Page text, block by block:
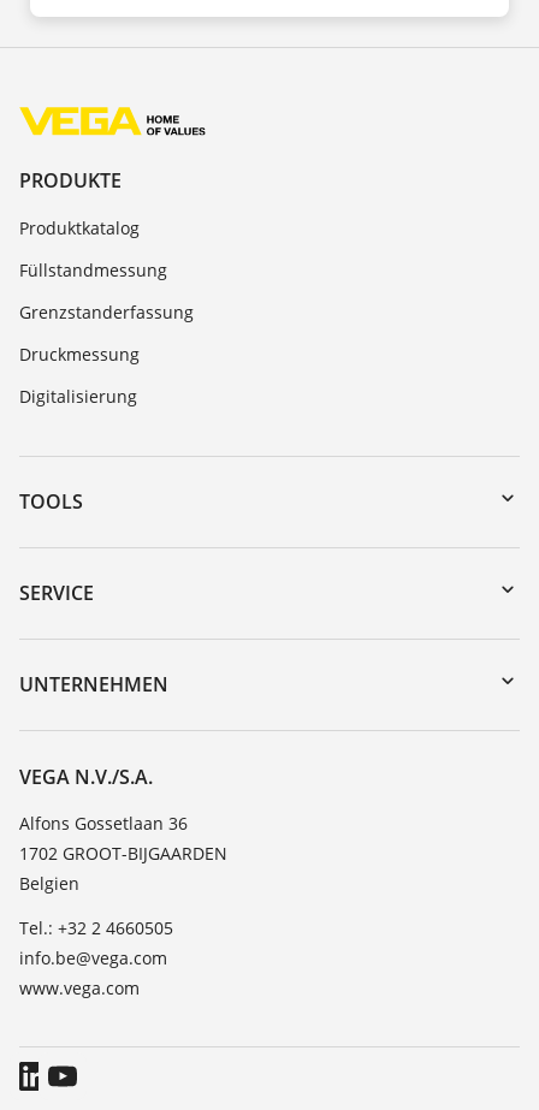
PRODUKTE
Produktkatalog
Füllstandmessung
Grenzstanderfassung
Druckmessung
Digitalisierung
TOOLS
Download-Center
Gerätesuche (Seriennummer)
DTM Collection/PACTware
SERVICE
Geräterücksendung
Trainings
Beständigkeitsliste
TeamViewer
UNTERNEHMEN
Über VEGA
Kontakt
News
Presse
Blog
VEGA N.V./S.A.
Alfons Gossetlaan 36
1702 GROOT-BIJGAARDEN
Belgien
Tel.: +32 2 4660505
info.be@vega.com
www.vega.com